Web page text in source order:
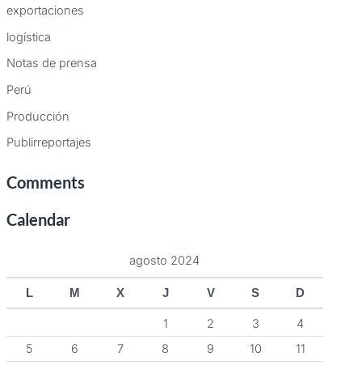
exportaciones
logística
Notas de prensa
Perú
Producción
Publirreportajes
Comments
Calendar
agosto 2024
L M X J V S D
1 2 3
4
5
6 7 8 9 10
11